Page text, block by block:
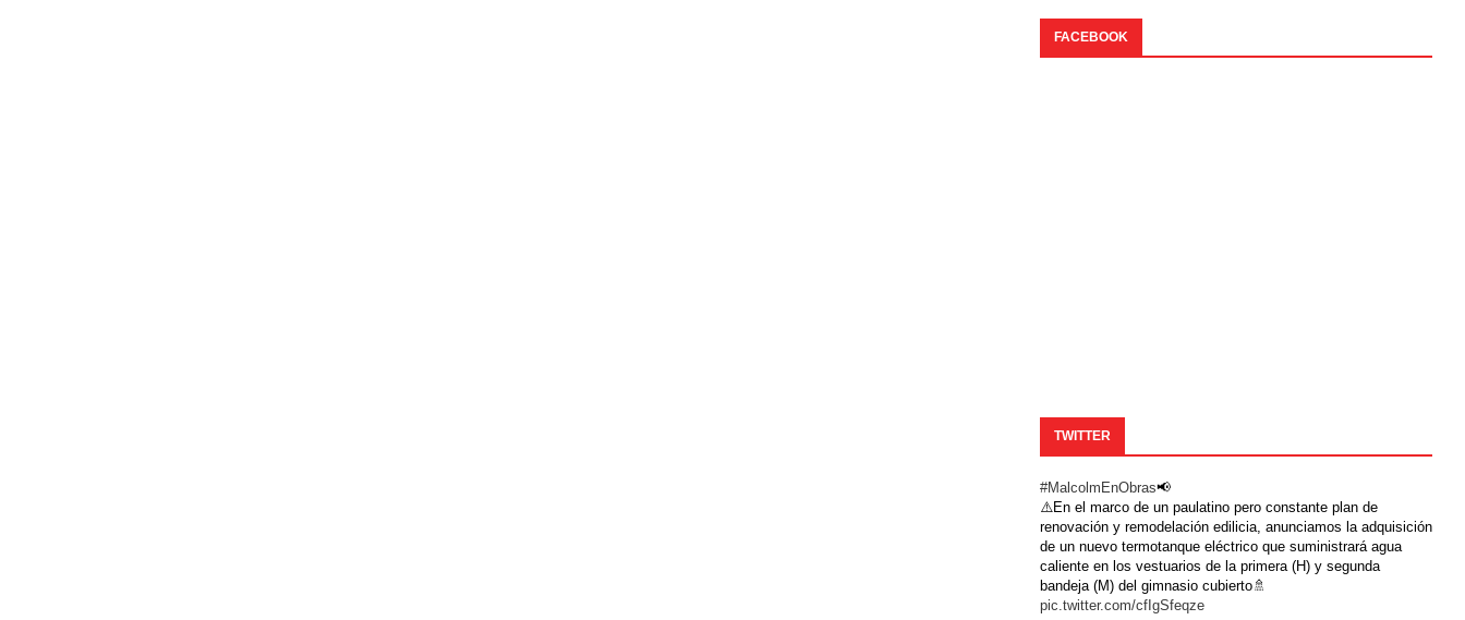
FACEBOOK
TWITTER
#MalcolmEnObras📢
⚠️En el marco de un paulatino pero constante plan de
renovación y remodelación edilicia, anunciamos la adquisición
de un nuevo termotanque eléctrico que suministrará agua
caliente en los vestuarios de la primera (H) y segunda
bandeja (M) del gimnasio cubierto🚿
pic.twitter.com/cfIgSfeqze